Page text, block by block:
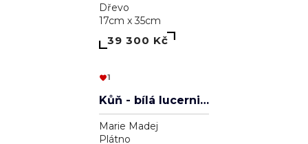
Dřevo
15cm x 74cm
39 100 Kč